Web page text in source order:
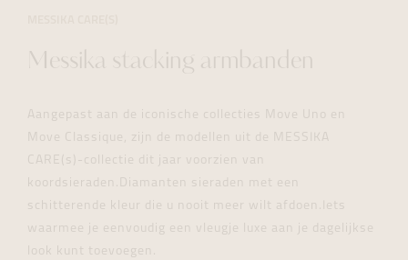
Messika stacking armbanden
Aangepast aan de iconische collecties Move Uno en
Move Classique, zijn de modellen uit de MESSIKA
CARE(s)-collectie dit jaar voorzien van
koordsieraden.Diamanten sieraden met een
schitterende kleur die u nooit meer wilt afdoen.Iets
waarmee je eenvoudig een vleugje luxe aan je dagelijkse
look kunt toevoegen.